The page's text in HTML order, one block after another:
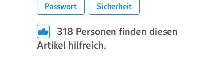
Passwort
Sicherheit
318 Personen finden diesen
Artikel hilfreich.